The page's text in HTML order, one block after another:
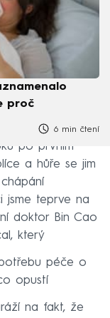
proč
6 min čtení
po prvním
a hůře se jim
jsme teprve na
doktor Bin Cao
který
péče o
opustí
na fakt, že